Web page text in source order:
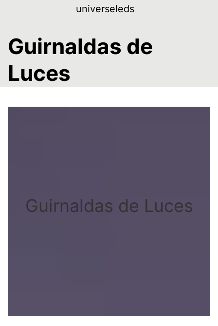
universeleds
Guirnaldas de
Luces
Guirnaldas de Luces